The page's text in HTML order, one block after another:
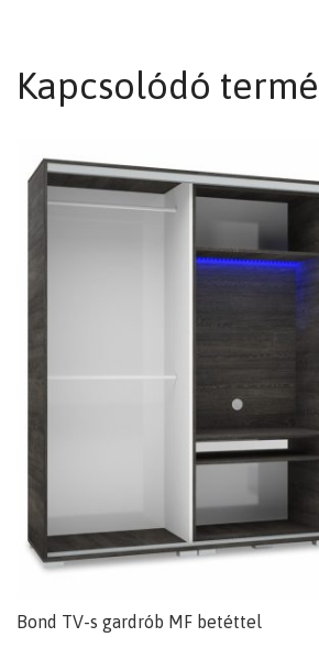
Kapcsolódó
Bond TV-s gardrób MF betéttel